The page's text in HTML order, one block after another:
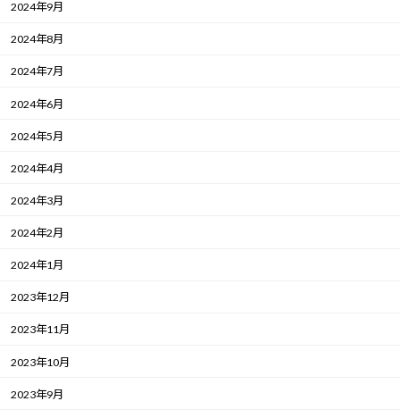
2024年9月
2024年8月
2024年7月
2024年6月
2024年5月
2024年4月
2024年3月
2024年2月
2024年1月
2023年12月
2023年11月
2023年10月
2023年9月